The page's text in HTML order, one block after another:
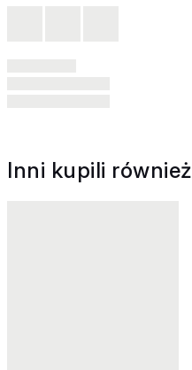
Inni kupili również